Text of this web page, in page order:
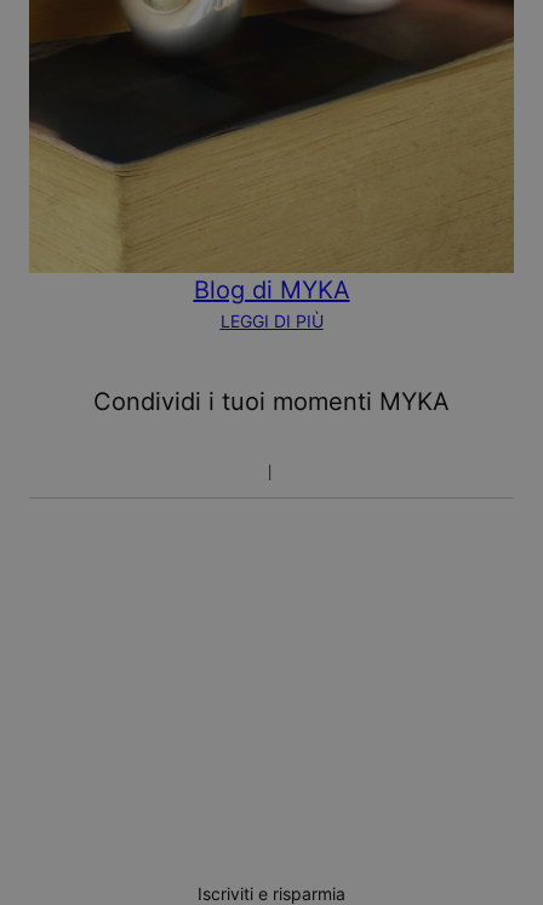
Blog di MYKA
LEGGI DI PIÙ
Condividi i tuoi momenti MYKA
Iscriviti e risparmia